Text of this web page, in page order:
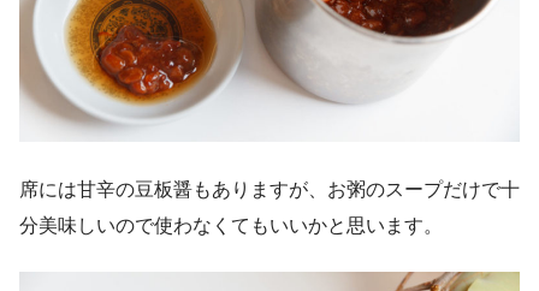
席には甘辛の豆板醤もありますが、お粥のスープだけで十
分美味しいので使わなくてもいいかと思います。